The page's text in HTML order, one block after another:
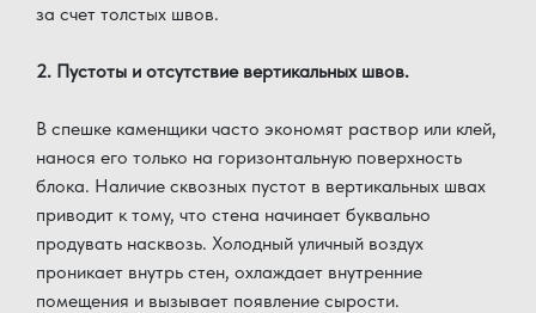
за счет толстых швов.
2. Пустоты и отсутствие вертикальных швов.
В спешке каменщики часто экономят раствор или клей,
нанося его только на горизонтальную поверхность
блока. Наличие сквозных пустот в вертикальных швах
приводит к тому, что стена начинает буквально
продувать насквозь. Холодный уличный воздух
проникает внутрь стен, охлаждает внутренние
помещения и вызывает появление сырости.